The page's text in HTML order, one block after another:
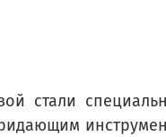
стали